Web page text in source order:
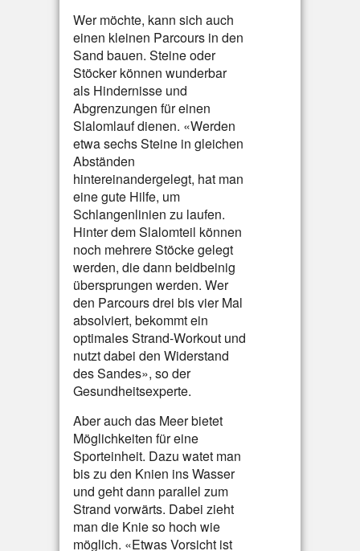
Wer möchte, kann sich auch
einen kleinen Parcours in den
Sand bauen. Steine oder
Stöcker können wunderbar
als Hindernisse und
Abgrenzungen für einen
Slalomlauf dienen. «Werden
etwa sechs Steine in gleichen
Abständen
hintereinandergelegt, hat man
eine gute Hilfe, um
Schlangenlinien zu laufen.
Hinter dem Slalomteil können
noch mehrere Stöcke gelegt
werden, die dann beidbeinig
übersprungen werden. Wer
den Parcours drei bis vier Mal
absolviert, bekommt ein
optimales Strand-Workout und
nutzt dabei den Widerstand
des Sandes», so der
Gesundheitsexperte.
Aber auch das Meer bietet
Möglichkeiten für eine
Sporteinheit. Dazu watet man
bis zu den Knien ins Wasser
und geht dann parallel zum
Strand vorwärts. Dabei zieht
man die Knie so hoch wie
möglich. «Etwas Vorsicht ist